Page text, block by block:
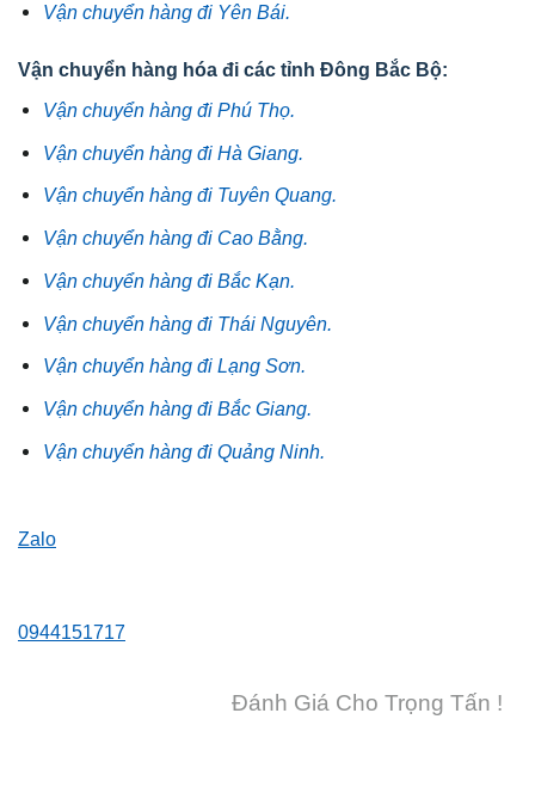
Vận chuyển hàng đi Yên Bái.
Vận chuyển hàng hóa đi các tỉnh Đông Bắc Bộ:
Vận chuyển hàng đi Phú Thọ.
Vận chuyển hàng đi Hà Giang.
Vận chuyển hàng đi Tuyên Quang.
Vận chuyển hàng đi Cao Bằng.
Vận chuyển hàng đi Bắc Kạn.
Vận chuyển hàng đi Thái Nguyên.
Vận chuyển hàng đi Lạng Sơn.
Vận chuyển hàng đi Bắc Giang.
Vận chuyển hàng đi Quảng Ninh.
Zalo
0944151717
Đánh Giá Cho Trọng Tấn !